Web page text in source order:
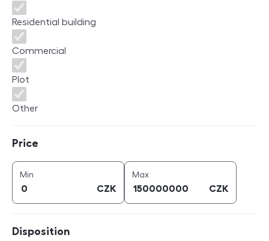
Residential building
Commercial
Plot
Other
Price
Min
CZK
Maxprice (
CZK
Disposition